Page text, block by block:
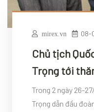
mirex.vn 08-
Chủ tịch
Trọng tới
Trong 2 ngày 26-
Trọng dẫn đầu